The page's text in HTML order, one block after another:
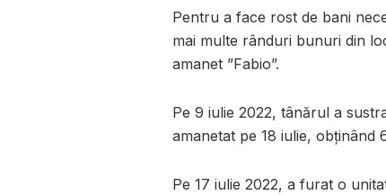
Pentru a face rost de bani
mai multe rânduri bunuri din
amanet ”Fabio”.
Pe 9 iulie 2022, tânărul a
amanetat pe 18 iulie, obținând
Pe 17 iulie 2022, a furat o